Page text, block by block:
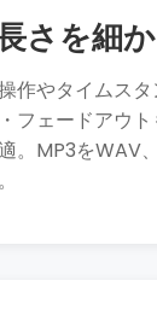
さを細
作やタイムス
フェードアウ
。MP3をWAV